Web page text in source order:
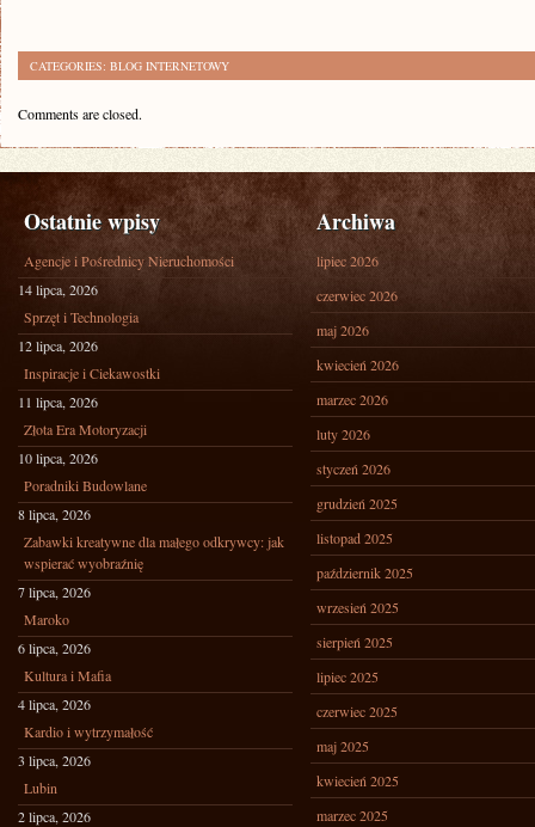
CATEGORIES: BLOG INTERNETOWY
Comments are closed.
Ostatnie wpisy
Agencje i Pośrednicy Nieruchomości
14 lipca, 2026
Sprzęt i Technologia
12 lipca, 2026
Inspiracje i Ciekawostki
11 lipca, 2026
Złota Era Motoryzacji
10 lipca, 2026
Poradniki Budowlane
8 lipca, 2026
Zabawki kreatywne dla małego odkrywcy: jak
wspierać wyobraźnię
7 lipca, 2026
Maroko
6 lipca, 2026
Kultura i Mafia
4 lipca, 2026
Kardio i wytrzymałość
3 lipca, 2026
Lubin
2 lipca, 2026
Archiwa
lipiec 2026
czerwiec 2026
maj 2026
kwiecień 2026
marzec 2026
luty 2026
styczeń 2026
grudzień 2025
listopad 2025
październik 2025
wrzesień 2025
sierpień 2025
lipiec 2025
czerwiec 2025
maj 2025
kwiecień 2025
marzec 2025